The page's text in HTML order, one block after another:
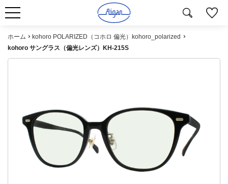
ホーム
kohoro POLARIZED（コホロ 偏光）kohoro_polarized
kohoro サングラス（偏光レンズ）KH-215S